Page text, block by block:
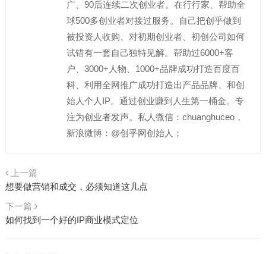
广、90后连续二次创业者。在行行家、帮助全
球500多创业者对接过服务。自己把创乎做到
被投资人收购、对初期创业者、初创公司如何
试错有一套自己独特见解。帮助过6000+客
户、3000+人物、1000+品牌成功打造百度百
科、利用全网推广成功打造出产品品牌、和创
始人个人IP。通过创业赚到人生第一桶金。专
注为创业者发声。私人微信：chuanghuceo，
新浪微博：@创乎网创始人；
上一篇
想要做营销和成交，必须知道这几点
下一篇
如何找到一个好的IP商业模式定位